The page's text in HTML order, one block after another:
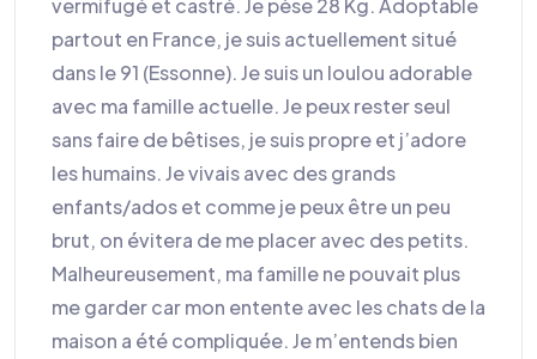
vermifugé et castré. Je pèse 28 Kg. Adoptable
partout en France, je suis actuellement situé
dans le 91 (Essonne). Je suis un loulou adorable
avec ma famille actuelle. Je peux rester seul
sans faire de bêtises, je suis propre et j’adore
les humains. Je vivais avec des grands
enfants/ados et comme je peux être un peu
brut, on évitera de me placer avec des petits.
Malheureusement, ma famille ne pouvait plus
me garder car mon entente avec les chats de la
maison a été compliquée. Je m’entends bien